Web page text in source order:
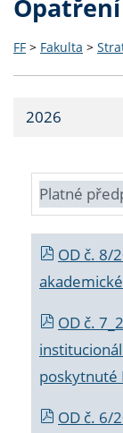
FF > Fakulta >
2026
Platné
OD č. 8/
OD č.
poskytnuté
OD č. 6/